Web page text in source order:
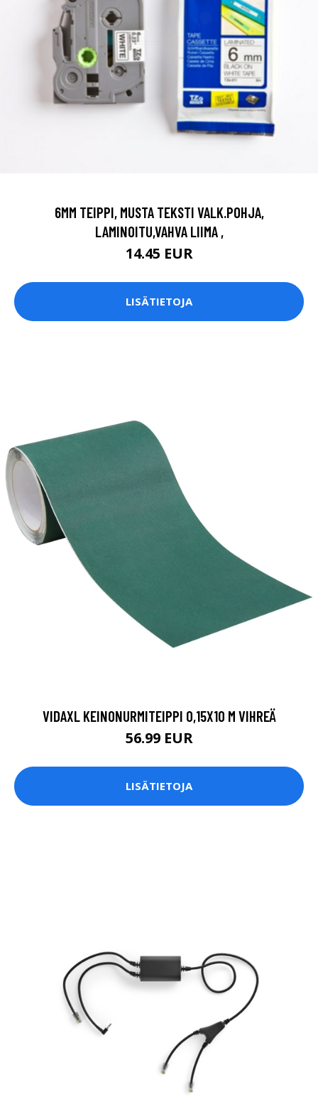
6MM TEIPPI, MUSTA TEKSTI VALK.POHJA,
LAMINOITU,VAHVA LIIMA ,
14.45 EUR
LISÄTIETOJA
VIDAXL KEINONURMITEIPPI 0,15X10 M VIHREÄ
56.99 EUR
LISÄTIETOJA